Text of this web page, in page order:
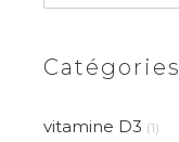
Catégories
vitamine D3 (1)